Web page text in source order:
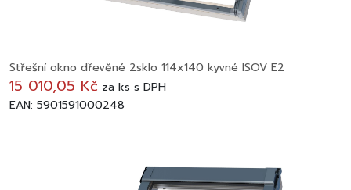
Střešní okno dřevěné 2sklo 114x140 kyvné ISOV E2
15 010,05 Kč za ks s DPH
EAN: 5901591000248